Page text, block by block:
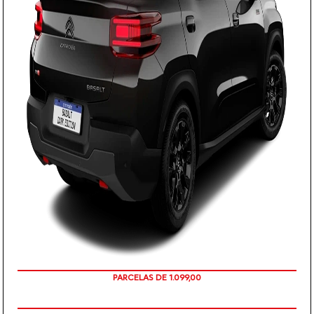
PARCELAS DE 1.099,00